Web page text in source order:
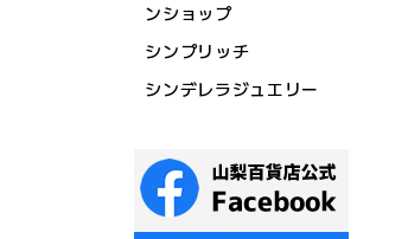
ンショップ
シンプリッチ
シンデレラジュエリー